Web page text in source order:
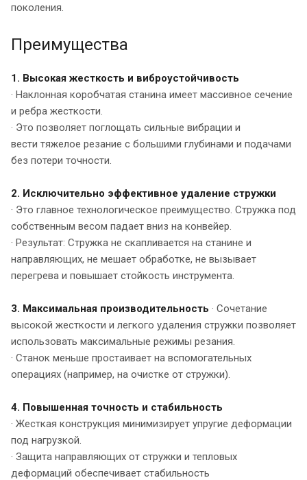
поколения.
Преимущества
1. Высокая жесткость и виброустойчивость
· Наклонная коробчатая станина имеет массивное сечение
и ребра жесткости.
· Это позволяет поглощать сильные вибрации и
вести тяжелое резание с большими глубинами и подачами
без потери точности.
2. Исключительно эффективное удаление стружки
· Это главное технологическое преимущество. Стружка под
собственным весом падает вниз на конвейер.
· Результат: Стружка не скапливается на станине и
направляющих, не мешает обработке, не вызывает
перегрева и повышает стойкость инструмента.
3. Максимальная производительность · Сочетание
высокой жесткости и легкого удаления стружки позволяет
использовать максимальные режимы резания.
· Станок меньше простаивает на вспомогательных
операциях (например, на очистке от стружки).
4. Повышенная точность и стабильность
· Жесткая конструкция минимизирует упругие деформации
под нагрузкой.
· Защита направляющих от стружки и тепловых
деформаций обеспечивает стабильность